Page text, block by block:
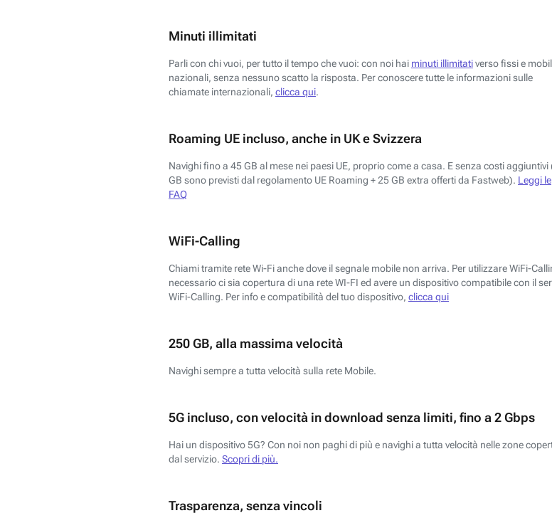
Minuti illimitati
Parli con chi vuoi, per tutto il tempo che vuoi: con noi hai minuti illimitativerso fissi e
nazionali, senza nessuno scatto la risposta. Per conoscere tutte le informazioni sulle
chiamate internazionali, clicca qui.
Roaming UE incluso, anche in UK e Svizzera
Navighi fino a 45 GB al mese nei paesi UE, proprio come a casa. E senza costi aggiuntivi
GB sono previsti dal regolamento UE Roaming + 25 GB extra offerti da Fastweb). Leggi le
FAQ
WiFi-Calling
Chiami tramite rete Wi-Fi anche dove il segnale mobile non arriva. Per utilizzare WiFi-
necessario ci sia copertura di una rete WI-FI ed avere un dispositivo compatibile con il
WiFi-Calling. Per info e compatibilità del tuo dispositivo, clicca qui
250 GB, alla massima velocità
Navighi sempre a tutta velocità sulla rete Mobile.
5G incluso, con velocità in download senza limiti, fino a 2 Gbps
Hai un dispositivo 5G? Con noi non paghi di più e navighi a tutta velocità nelle zone
dal servizio. Scopri di più.
Trasparenza, senza vincoli